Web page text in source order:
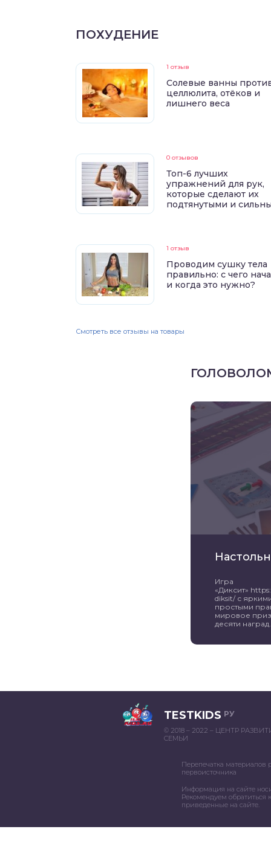
ПОХУДЕНИЕ
1 отзыв
Солевые ванны
целлюлита, отёков и
лишнего веса
0 отзывов
Топ-6 лучших
упражнений для рук,
которые сделают их
подтянутыми и
1 отзыв
Проводим сушку тела
правильно: с чего
и когда это нужно?
Смотреть все отзывы на товары
Игра
«Диксит»
diksit/ с
простыми
мировое
десяти
TESTKIDS РУ
© 2018 – 2022 – ЦЕНТР
СЕМЬИ
Перепечатка материалов
первоисточника
Информация на сайте
Рекомендуем обратиться
приведенные на сайте.